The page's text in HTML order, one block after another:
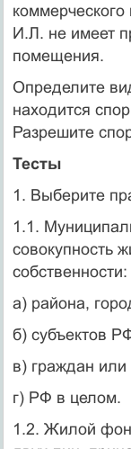
И.Л. не имеет
помещения.
Определите
находится
Разрешите
Тесты
1. Выберите
1.1.
совокупность
собственности:
а) района,
б) субъектов
в) граждан
г) РФ в целом.
1.2. Жилой